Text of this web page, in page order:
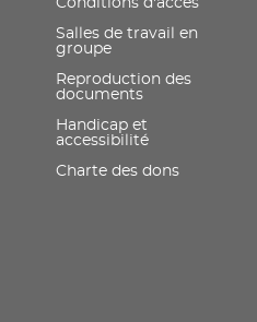
Conditions d'accès
Salles de travail en
groupe
Reproduction des
documents
Handicap et
accessibilité
Charte des dons